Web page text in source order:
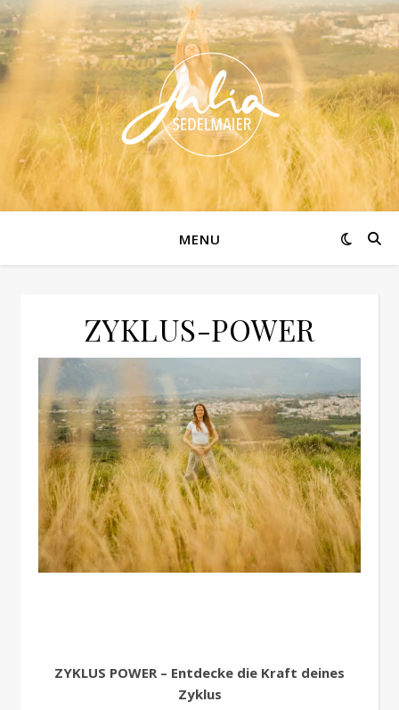
MENU
ZYKLUS-POWER
ZYKLUS POWER – Entdecke die Kraft deines
Zyklus